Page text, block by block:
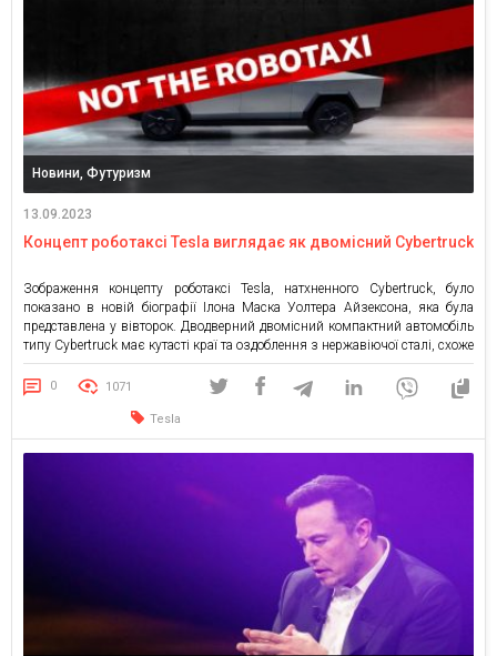
Новини, Футуризм
13.09.2023
Концепт роботаксі Tesla виглядає як двомісний Cybertruck
Зображення концепту роботаксі Tesla, натхненного Cybertruck, було
показано в новій біографії Ілона Маска Уолтера Айзексона, яка була
представлена у вівторок. Дводверний двомісний компактний автомобіль
типу Cybertruck має кутасті краї та оздоблення з нержавіючої сталі, схоже
на відбитки пальців . І хоча незрозуміло, чи його взагалі коли-небудь
побудують — світ все ще чекає на справжній Cybertruck […]
0 1071
Tesla